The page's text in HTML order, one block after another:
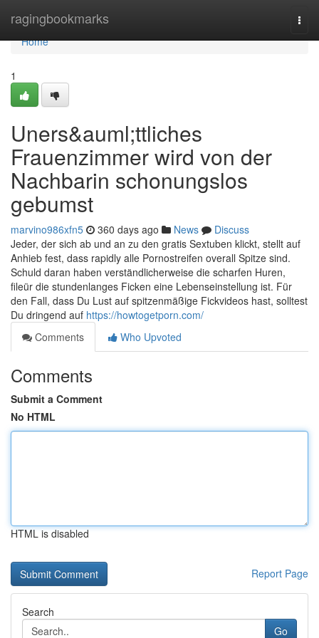
ragingbookmarks
Home
Home
1
Uners&auml;ttliches
Frauenzimmer wird von der
Nachbarin schonungslos
gebumst
marvino986xfn5 360 days ago News
Discuss
Jeder, der sich ab und an zu den gratis Sextuben klickt, stellt auf
Anhieb fest, dass rapidly alle Pornostreifen overall Spitze sind.
Schuld daran haben verständlicherweise die scharfen Huren,
fileür die stundenlanges Ficken eine Lebenseinstellung ist. Für
den Fall, dass Du Lust auf spitzenmäßige Fickvideos hast, solltest
Du dringend auf https://howtogetporn.com/
Comments
Who Upvoted
Comments
Submit a Comment
No HTML
HTML is disabled
Report Page
Search
Go